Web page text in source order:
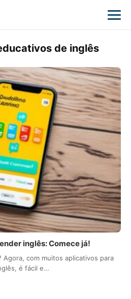
de inglês
inglês: Comece já!
com muitos aplicativos para
é fácil e…